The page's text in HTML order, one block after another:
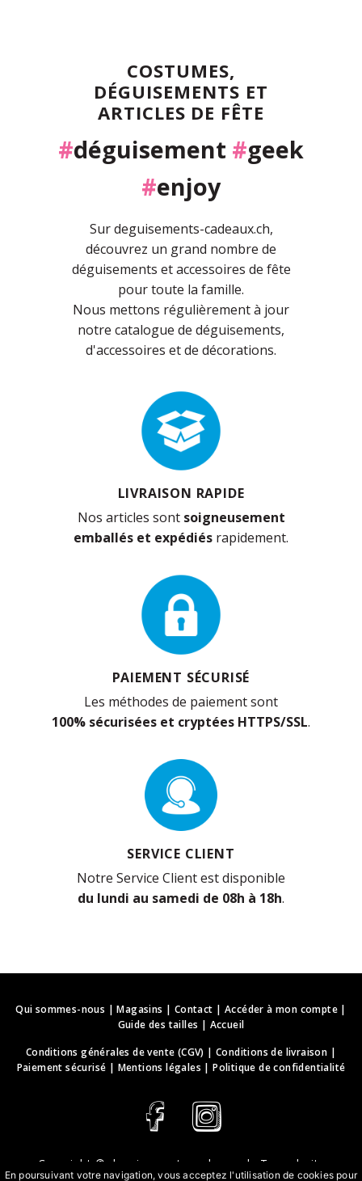
COSTUMES,
DÉGUISEMENTS ET
ARTICLES DE FÊTE
#déguisement #geek
#enjoy
Sur deguisements-cadeaux.ch,
découvrez un grand nombre de
déguisements et accessoires de fête
pour toute la famille.
Nous mettons régulièrement à jour
notre catalogue de déguisements,
d'accessoires et de décorations.
LIVRAISON RAPIDE
Nos articles sont soigneusement
emballés et expédiés rapidement.
PAIEMENT SÉCURISÉ
Les méthodes de paiement sont
100% sécurisées et cryptées HTTPS/SSL.
SERVICE CLIENT
Notre Service Client est disponible
du lundi au samedi de 08h à 18h.
Qui sommes-nous |Magasins | Contact | Accéder à mon compte|
Guide des tailles | Accueil
Conditions générales de vente (CGV) |Conditions de livraison |
Paiement sécurisé | Mentions légales |Politique de confidentialité
Copyright © deguisements-cadeaux.ch
. Tous droits
En poursuivant votre navigation, vous acceptez l'utilisation de cookies pour